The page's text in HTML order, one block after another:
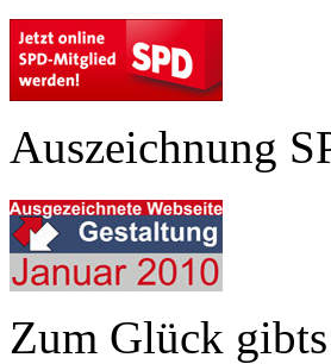
Auszeichnung
Zum Glück